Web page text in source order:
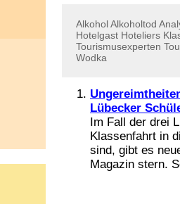
AlkoholAlkoholtod
Hotelgast Hoteliers
Tourismusexperten
Wodka
Lübecker
Im Fall der drei
Klassenfahrt in
sind, gibt es
Magazin stern.